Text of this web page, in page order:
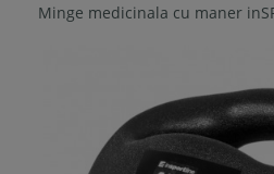
Minge medicinala cu maner